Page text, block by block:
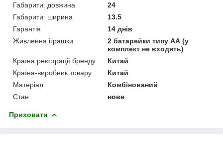
Габарити: довжина
24
Габарити: ширина
13.5
Гарантія
14 днів
Живлення іграшки
2 батарейки типу АА (у
комплект не входять)
Країна реєстрації бренду
Китай
Країна-виробник товару
Китай
Матеріал
Комбінований
Стан
нове
Приховати